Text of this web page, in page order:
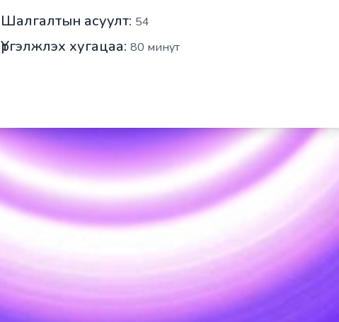
Шалгалтын асуулт: 54
Үргэлжлэх хугацаа: 80 минут